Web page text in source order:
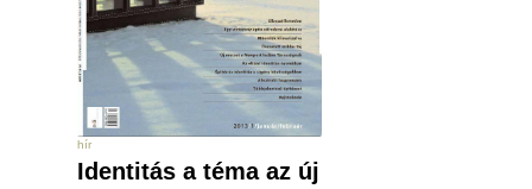
hír
Identitás a téma az új